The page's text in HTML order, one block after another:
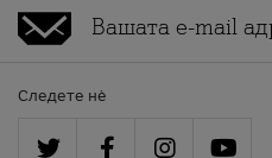
Следете нè